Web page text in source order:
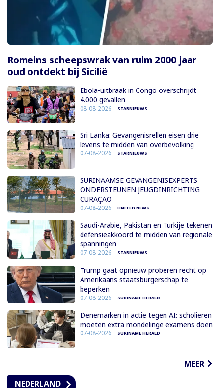
Romeins scheepswrak van ruim 2000 jaar
oud ontdekt bij Sicilië
Ebola-uitbraak in Congo overschrijdt
4.000 gevallen
08-08-2026 STARNIEUWS
Sri Lanka: Gevangenisrellen eisen drie
levens te midden van overbevolking
07-08-2026 STARNIEUWS
SURINAAMSE GEVANGENISEXPERTS
ONDERSTEUNEN JEUGDINRICHTING
CURAÇAO
07-08-2026 UNITED NEWS
Saudi-Arabië, Pakistan en Turkije tekenen
defensieakkoord te midden van regionale
spanningen
07-08-2026 STARNIEUWS
Trump gaat opnieuw proberen recht op
Amerikaans staatsburgerschap te
beperken
07-08-2026 SURINAME HERALD
Denemarken in actie tegen AI: scholieren
moeten extra mondelinge examens doen
07-08-2026 SURINAME HERALD
MEER
NEDERLAND